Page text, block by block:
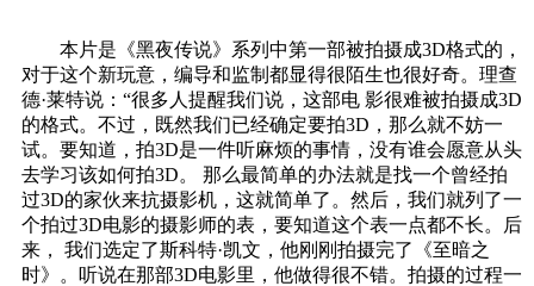
本片是《黑夜传说》系列中第一部被拍摄成3D格式的，
对于这个新玩意，编导和监制都显得很陌生也很好奇。理查
德·莱特说：“很多人提醒我们说，这部电 影很难被拍摄成3D
的格式。不过，既然我们已经确定要拍3D，那么就不妨一
试。要知道，拍3D是一件听麻烦的事情，没有谁会愿意从头
去学习该如何拍3D。 那么最简单的办法就是找一个曾经拍
过3D的家伙来抗摄影机，这就简单了。然后，我们就列了一
个拍过3D电影的摄影师的表，要知道这个表一点都不长。后
来， 我们选定了斯科特·凯文，他刚刚拍摄完了《至暗之
时》。听说在那部3D电影里，他做得很不错。拍摄的过程一